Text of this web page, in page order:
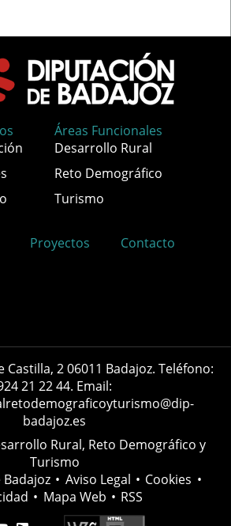
Áreas Funcionales
Desarrollo Rural
Reto Demográfico
Turismo
Proyectos Contacto
Castilla, 2 06011 Badajoz. Teléfono:
21 22 44. Email:
badajoz.es
Rural, Reto Demográfico y
Turismo
• Aviso Legal • Cookies •
• Mapa Web • RSS